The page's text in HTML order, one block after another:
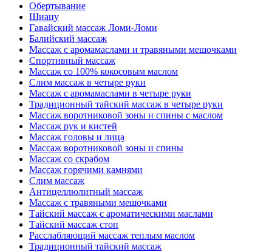
Обертывание
Шиацу
Гавайский массаж Ломи-Ломи
Балийский массаж
Массаж с аромамаслами и травяными мешочками
Спортивный массаж
Массаж со 100% кокосовым маслом
Слим массаж в четыре руки
Массаж с аромамаслами в четыре руки
Традиционный тайский массаж в четыре руки
Массаж воротниковой зоны и спины с маслом
Массаж рук и кистей
Массаж головы и лица
Массаж воротниковой зоны и спины
Массаж со скрабом
Массаж горячими камнями
Слим массаж
Антицеллюлитный массаж
Массаж с травяными мешочками
Тайский массаж с ароматическими маслами
Тайский массаж стоп
Расслабляющий массаж теплым маслом
Традиционный тайский массаж